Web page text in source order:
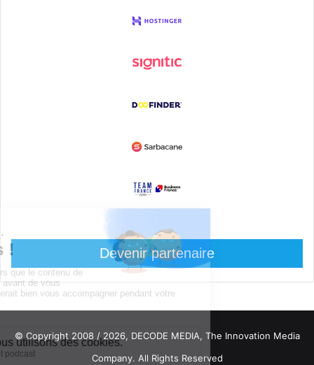
Devenir partenaire
© Copyright 2008 / 2026, DECODE MEDIA, The Innovation Media
Company. All Rights Reserved